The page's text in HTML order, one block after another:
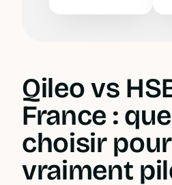
Qileo vs
France :
choisir pour
vraiment